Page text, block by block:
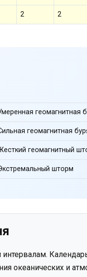
2 2
геомагнитная
геомагнитная
геомагнитный
шторм
океанических и